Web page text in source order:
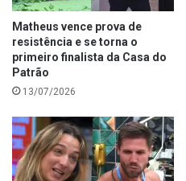
Matheus vence prova de
resistência e se torna o
primeiro finalista da Casa do
Patrão
13/07/2026